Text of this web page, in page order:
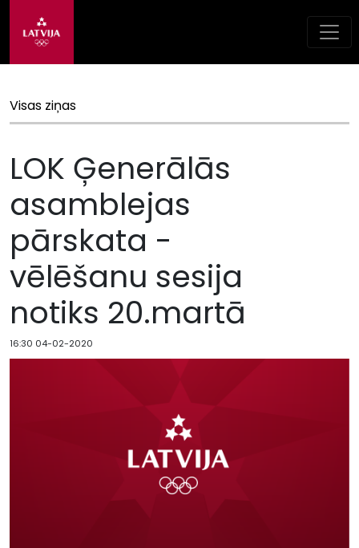
Visas ziņas
LOK Ģenerālās
asamblejas
pārskata -
vēlēšanu sesija
notiks 20.martā
16:30 04-02-2020